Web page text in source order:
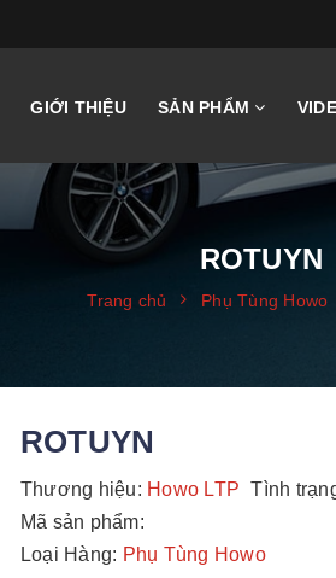
GIỚI THIỆU SẢN PHẨM
ROTUYN
Trang chủ Phụ Tùng Howo
ROTUYN
Thương hiệu: Howo LTP Tình
Mã sản phẩm:
Loại Hàng: Phụ Tùng Howo